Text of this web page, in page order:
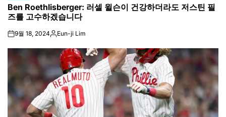
IN
Ben Roethlisberger: 러셀 윌슨이 건강하더라도 저스틴 필
즈를 고수하겠습니다
on9월 18, 2024Posted
Eun-ji Lim